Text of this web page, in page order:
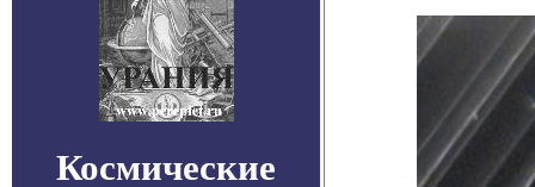
Космические